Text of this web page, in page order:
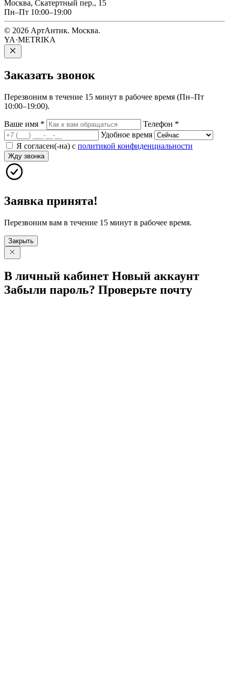
Москва, Скатертный пер., 15
Пн–Пт 10:00–19:00
© 2026 АртАнтик. Москва.
YA·METRIKA
Заказать звонок
Перезвоним в течение 15 минут в рабочее время (Пн–Пт
10:00–19:00).
Ваше имя * Телефон *
Удобное время
Я согласен(-на) с политикой конфиденциальности
Жду звонка
Заявка принята!
Перезвоним вам в течение 15 минут в рабочее время.
Закрыть
В личный кабинет Новый аккаунт
Забыли пароль? Проверьте почту